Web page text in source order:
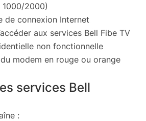
1000/2000)
de connexion Internet
aux services Bell Fibe TV
non fonctionnelle
modem en rouge ou orange
services Bell
: